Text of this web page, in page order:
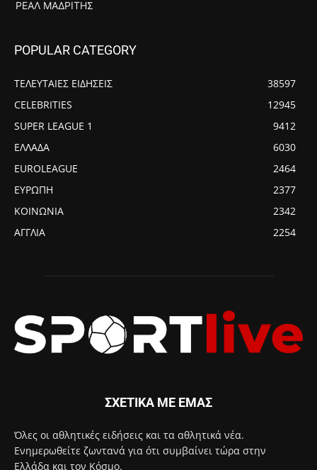
ΡΕΆΛ ΜΑΔΡΊΤΗΣ
POPULAR CATEGORY
ΤΕΛΕΥΤΑΙΕΣ ΕΙΔΗΣΕΙΣ
38597
CELEBRITIES
12945
SUPER LEAGUE 1
9412
ΕΛΛΑΔΑ
6030
EUROLEAGUE
2464
ΕΥΡΩΠΗ
2377
ΚΟΙΝΩΝΙΑ
2342
ΑΓΓΛΙΑ
2254
ΣΧΕΤΙΚΑ ΜΕ ΕΜΑΣ
Όλες οι αθλητικές ειδήσεις και τα αθλητικά νέα.
Ενημερωθείτε ζωντανά για ότι συμβαίνει τώρα στην
Ελλάδα και τον Κόσμο.